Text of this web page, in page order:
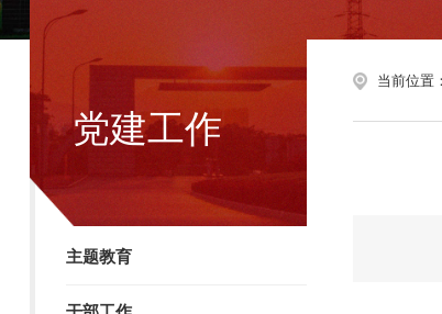
党建工作
主题教育
当前位置：